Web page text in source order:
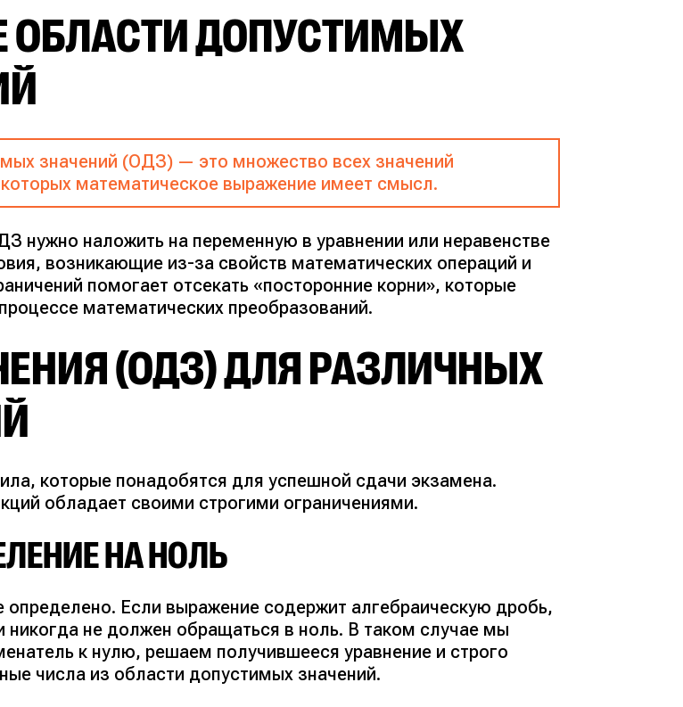
ОБЛАСТИ ДОПУСТИМЫХ
значений (ОДЗ) — это множество всех значений
математическое выражение имеет смысл.
нужно наложить на переменную в уравнении или неравенстве
возникающие из-за свойств математических операций и
помогает отсекать «посторонние корни», которые
математических преобразований.
(ОДЗ) ДЛЯ РАЗЛИЧНЫХ
которые понадобятся для успешной сдачи экзамена.
обладает своими строгими ограничениями.
НА НОЛЬ
определено. Если выражение содержит алгебраическую дробь,
никогда не должен обращаться в ноль. В таком случае мы
к нулю, решаем получившееся уравнение и строго
числа из области допустимых значений.